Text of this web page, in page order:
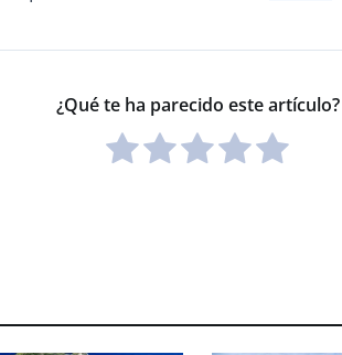
¿Qué te ha parecido este artículo?